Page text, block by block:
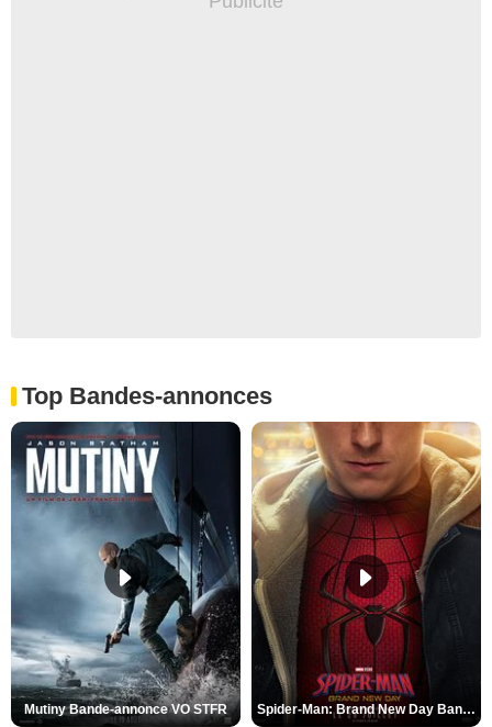
Top Bandes-annonces
Mutiny Bande-annonce VO STFR Spider-Man: Brand New Day Bande-annonce VO STFR